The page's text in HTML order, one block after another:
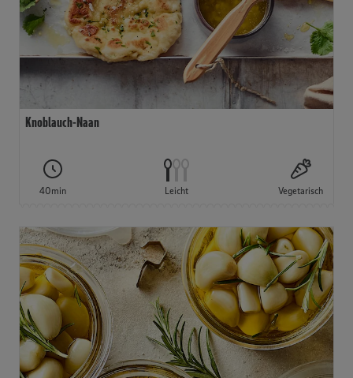
Knoblauch-Naan
40min Leicht Vegetarisch